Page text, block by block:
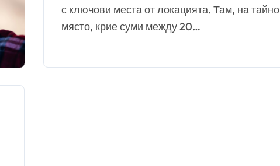
с ключови места от локацията. Там, на тайно
място, крие суми между 20…